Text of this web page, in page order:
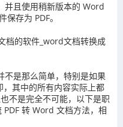
并且使用稍新版本的 Word
存为 PDF。
不是那么简单，特别是如果
，其中的所有内容实际上都
不是完全不可能，以下是职
转 Word 文档方法，相